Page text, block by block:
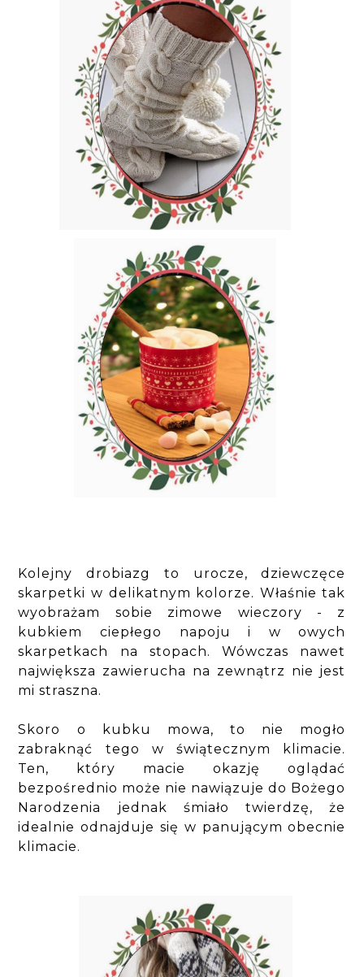
Kolejny drobiazg to urocze, dziewczęce
skarpetki w delikatnym kolorze. Właśnie tak
wyobrażam sobie zimowe wieczory - z
kubkiem ciepłego napoju i w owych
skarpetkach na stopach. Wówczas nawet
największa zawierucha na zewnątrz nie jest
mi straszna.
Skoro o kubku mowa, to nie mogło
zabraknąć tego w świątecznym klimacie.
Ten, który macie okazję oglądać
bezpośrednio może nie nawiązuje do Bożego
Narodzenia jednak śmiało twierdzę, że
idealnie odnajduje się w panującym obecnie
klimacie.